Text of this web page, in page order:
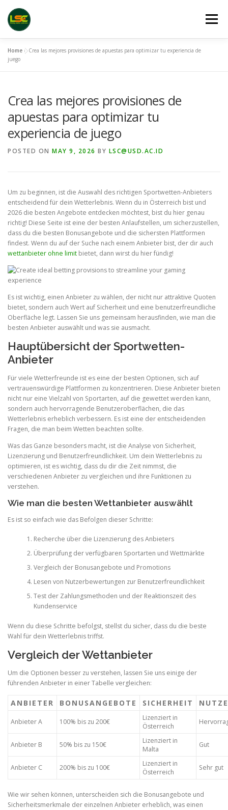
content
Menu
HOME
ACCEPTED ABSTRACTS VENUES LINKS
PUBLICATION CHANNELS
Home »Crea las mejores provisiones de apuestas para optimizar tu experiencia de
juego
Crea las mejores provisiones de
apuestas para optimizar tu
experiencia de juego
POSTED ON MAY 9, 2026 BY LSC@USD.AC.ID
Um zu beginnen, ist die Auswahl des richtigen Sportwetten-Anbieters
entscheidend für dein Wetterlebnis. Wenn du in Österreich bist und
2026 die besten Angebote entdecken möchtest, bist du hier genau
richtig! Diese Seite ist eine der besten Anlaufstellen, um sicherzustellen,
dass du die besten Bonusangebote und die sichersten Plattformen
findest. Wenn du auf der Suche nach einem Anbieter bist, der dir auch
wettanbieter ohne limit bietet, dann wirst du hier fündig!
Es ist wichtig, einen Anbieter zu wählen, der nicht nur attraktive Quoten
bietet, sondern auch Wert auf Sicherheit und eine benutzerfreundliche
Oberfläche legt. Lassen Sie uns gemeinsam herausfinden, wie man die
besten Anbieter auswählt und was sie ausmacht.
Hauptübersicht der Sportwetten-
Anbieter
Für viele Wetterfreunde ist es eine der besten Optionen, sich auf
vertrauenswürdige Plattformen zu konzentrieren. Diese Anbieter bieten
nicht nur eine Vielzahl von Sportarten, auf die gewettet werden kann,
sondern auch hervorragende Benutzeroberflächen, die das
Wetterlebnis erheblich verbessern. Es ist eine der entscheidenden
Fragen, die man beim Wetten beachten sollte.
Was das Ganze besonders macht, ist die Analyse von Sicherheit,
Lizenzierung und Benutzerfreundlichkeit. Um dein Wetterlebnis zu
optimieren, ist es wichtig, dass du dir die Zeit nimmst, die
verschiedenen Anbieter zu vergleichen und ihre Funktionen zu
verstehen.
Wie man die besten Wettanbieter auswählt
Es ist so einfach wie das Befolgen dieser Schritte:
Recherche über die Lizenzierung des Anbieters
Überprüfung der verfügbaren Sportarten und Wettmärkte
Vergleich der Bonusangebote und Promotions
Lesen von Nutzerbewertungen zur Benutzerfreundlichkeit
Test der Zahlungsmethoden und der Reaktionszeit des
Kundenservice
Wenn du diese Schritte befolgst, stellst du sicher, dass du die beste
Wahl für dein Wetterlebnis triffst.
Vergleich der Wettanbieter
Um die Optionen besser zu verstehen, lassen Sie uns einige der
führenden Anbieter in einer Tabelle vergleichen:
ANBIETER BONUSANGEBOTE SICHERHEIT
Anbieter A 100% bis zu 200€
Lizenziert in
Österreich
Anbieter B 50% bis zu 150€
Lizenziert in
Malta
Gut
Anbieter C 200% bis zu 100€
Lizenziert in
Österreich
Sehr gut
Wie wir sehen können, unterscheiden sich die Bonusangebote und
Sicherheitsmerkmale der einzelnen Anbieter erheblich, was einen